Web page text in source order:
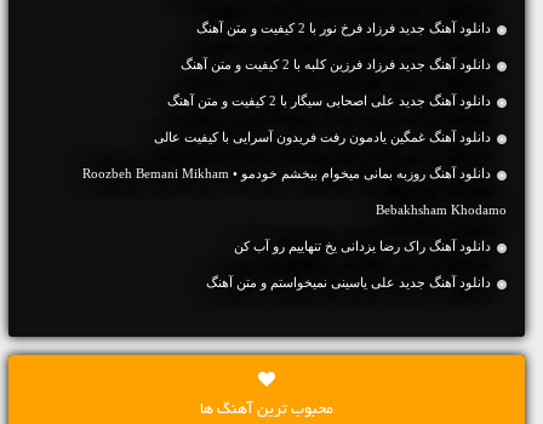
دانلود آهنگ جديد فرزاد فرخ نور با 2 کیفیت و متن آهنگ
دانلود آهنگ جديد فرزاد فرزین کلبه با 2 کیفیت و متن آهنگ
دانلود آهنگ جديد علی اصحابی سیگار با 2 کیفیت و متن آهنگ
دانلود آهنگ غمگین یادمون رفت فریدون آسرایی با کیفیت عالی
دانلود آهنگ روزبه بمانی میخوام ببخشم خودمو • Roozbeh Bemani Mikham
Bebakhsham Khodamo
دانلود آهنگ راک رضا یزدانی یخ تنهاییم رو آب کن
دانلود آهنگ جديد علی یاسینی نمیخواستم و متن آهنگ
محبوب ترین آهنگ ها